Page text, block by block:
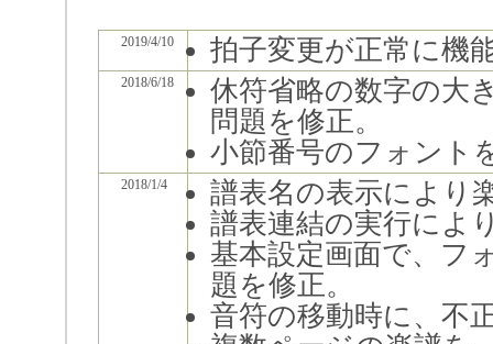
2019/4/10 拍子変更が正常に機
2018/6/18
休符省略の数字の大
問題を修正。
小節番号のフォント
2018/1/4
譜表名の表示により
譜表連結の実行によ
基本設定画面で、フ
題を修正。
音符の移動時に、不